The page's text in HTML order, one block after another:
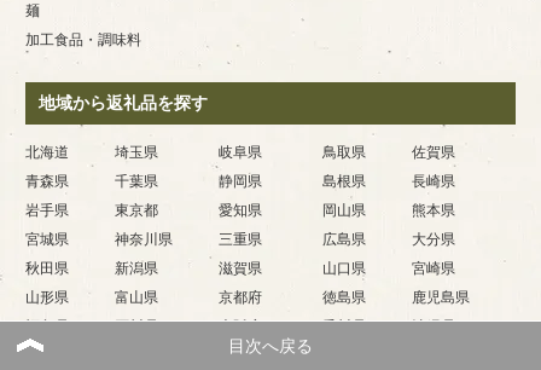
麺
加工食品・調味料
地域から返礼品を探す
北海道
青森県
岩手県
宮城県
秋田県
山形県
福島県
茨城県
埼玉県
千葉県
東京都
神奈川県
新潟県
富山県
石川県
岐阜県
静岡県
愛知県
三重県
滋賀県
京都府
大阪府
兵庫県
鳥取県
島根県
岡山県
広島県
山口県
徳島県
香川県
佐賀県
長崎県
熊本県
大分県
宮崎県
鹿児島県
沖縄県
目次へ戻る